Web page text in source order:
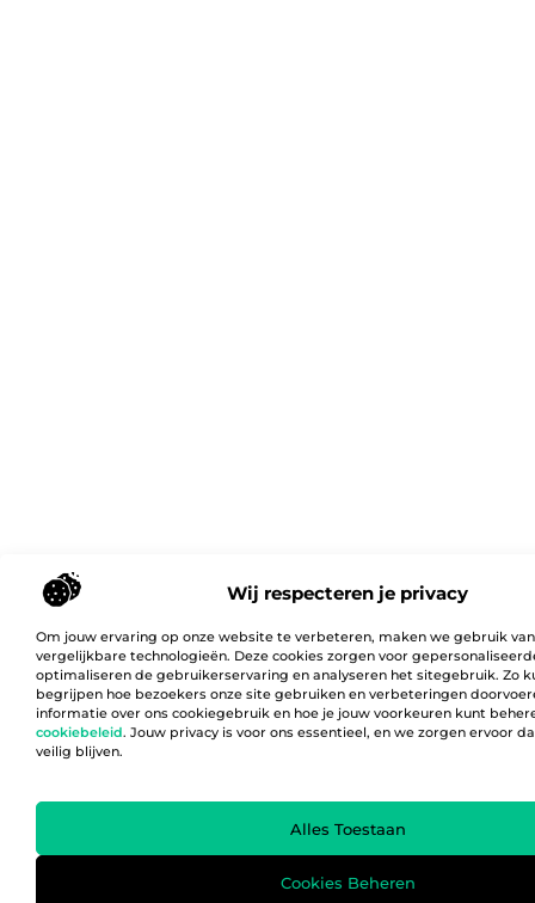
Wij respecteren je privacy
Om jouw ervaring op onze website te verbeteren, maken we gebruik
vergelijkbare technologieën. Deze cookies zorgen voor
optimaliseren de gebruikerservaring en analyseren het sitegebruik. Zo
begrijpen hoe bezoekers onze site gebruiken en verbeteringen
informatie over ons cookiegebruik en hoe je jouw voorkeuren kunt
cookiebeleid. Jouw privacy is voor ons essentieel, en we zorgen ervoor
veilig blijven.
Alles Toestaan
Cookies Beheren